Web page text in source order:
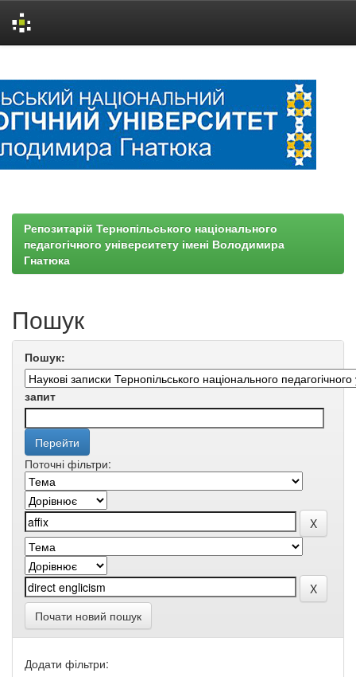
Репозитарій Тернопільського національного
педагогічного університету імені Володимира
Гнатюка
Пошук
Пошук:
запит
Поточні фільтри:
Почати новий пошук
Додати фільтри: